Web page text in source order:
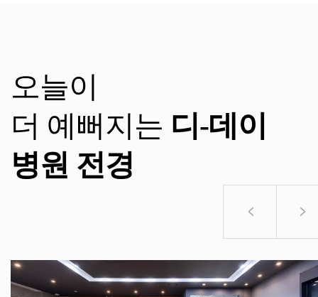
오늘이
더 예뻐지는 디-데이
병원 전경